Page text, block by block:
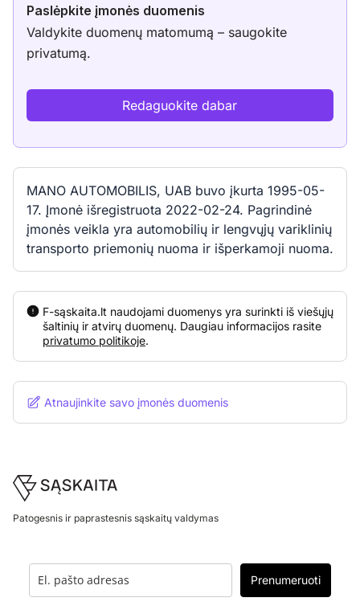
Paslėpkite įmonės duomenis
Valdykite duomenų matomumą – saugokite
privatumą.
Redaguokite dabar
MANO AUTOMOBILIS, UAB buvo įkurta 1995-05-
17. Įmonė išregistruota 2022-02-24. Pagrindinė
įmonės veikla yra automobilių ir lengvųjų variklinių
transporto priemonių nuoma ir išperkamoji nuoma.
F-sąskaita.lt naudojami duomenys yra surinkti iš viešųjų
šaltinių ir atvirų duomenų. Daugiau informacijos rasite
privatumo politikoje.
Atnaujinkite savo įmonės duomenis
Footer
Patogesnis ir paprastesnis sąskaitų valdymas
Prenumeruoti